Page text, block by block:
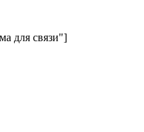
для связи"]